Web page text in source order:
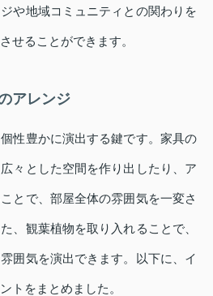
や地域コミュニティとの関わりを
せることができます。
アレンジ
性豊かに演出する鍵です。家具の
々とした空間を作り出したり、ア
とで、部屋全体の雰囲気を一変さ
、観葉植物を取り入れることで、
囲気を演出できます。以下に、イ
トをまとめました。